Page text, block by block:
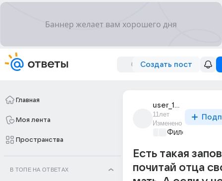
Создать пост
Главная
Моя лента
Пространства
В ТОПЕ НА ОТВЕТАХ
user_190493513
11лет
Изменено
Философский
Есть такая
почитай отца